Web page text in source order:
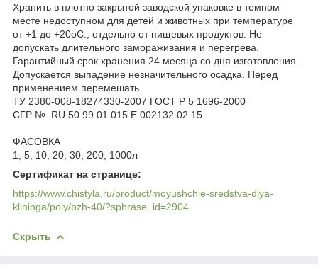
Хранить в плотно закрытой заводской упаковке в темном
месте недоступном для детей и животных при температуре
от +1 до +20оС., отдельно от пищевых продуктов. Не
допускать длительного замораживания и перегрева.
Гарантийный срок хранения 24 месяца со дня изготовления.
Допускается выпадение незначительного осадка. Перед
применением перемешать.
ТУ 2380-008-18274330-2007 ГОСТ Р 5 1696-2000
СГР № RU.50.99.01.015.E.002132.02.15
ФАСОВКА
1, 5, 10, 20, 30, 200, 1000л
Сертификат на странице:
https://www.chistyla.ru/product/moyushchie-sredstva-dlya-
klininga/poly/bzh-40/?sphrase_id=2904
Скрыть